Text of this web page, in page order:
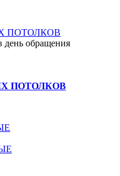
ПОТОЛКОВ
день обращения
ПОТОЛКОВ